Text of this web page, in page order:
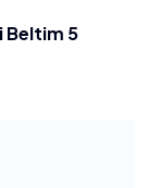
Beltim 5